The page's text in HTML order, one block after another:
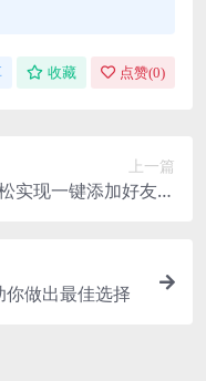
收藏 点赞(0)
上一篇
实现一键添加好友功
做出最佳选择